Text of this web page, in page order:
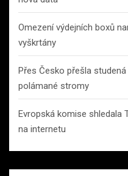
Omezení výdejních boxů
vyškrtány
Přes Česko přešla
polámané stromy
Evropská komise shledala
na internetu